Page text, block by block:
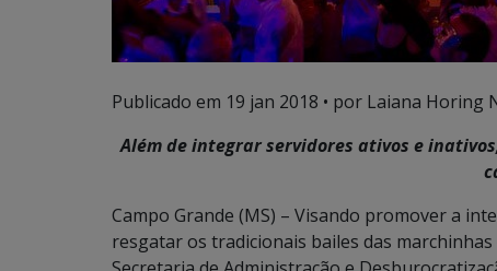
Publicado em 19 jan 2018 • por Laiana Horing
Além de integrar servidores ativos e
Campo Grande (MS) – Visando promover a
resgatar os tradicionais bailes das